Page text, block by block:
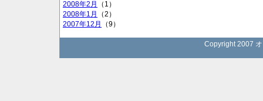
2008年2月
（1）
2008年1月
（2）
2007年12月
（9）
Copyright 2007